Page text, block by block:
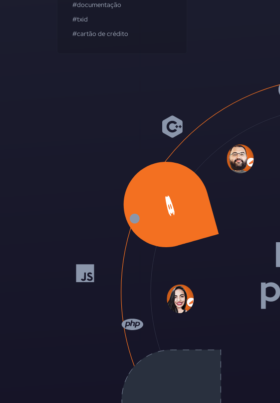
#documentação
#txid
#cartão de crédito